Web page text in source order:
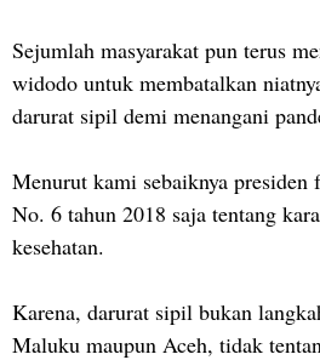
Sejumlah masyarakat pun terus
widodo untuk membatalkan
darurat sipil demi menangani
Menurut kami sebaiknya presiden
No. 6 tahun 2018 saja tentang
kesehatan.
Karena, darurat sipil bukan
Maluku maupun Aceh, tidak